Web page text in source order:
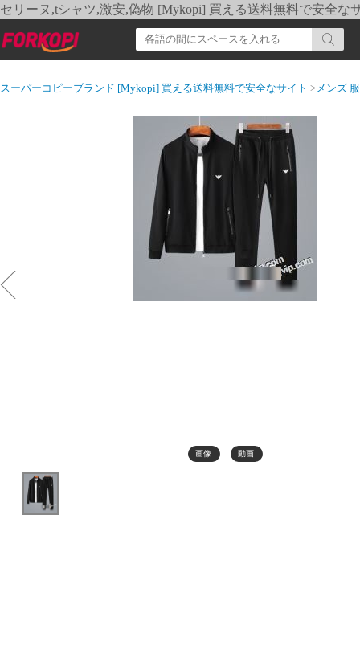
セリーヌ,tシャツ,激安,偽物 [Mykopi] 買える送料無料で安全な
スーパーコピーブランド [Mykopi] 買える送料無料で安全なサイト >メンズ 服
画像 動画